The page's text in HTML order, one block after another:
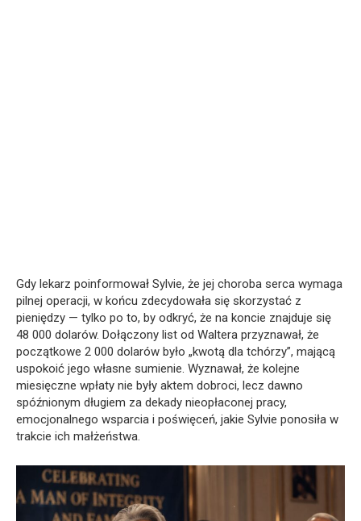
Gdy lekarz poinformował Sylvie, że jej choroba serca wymaga
pilnej operacji, w końcu zdecydowała się skorzystać z
pieniędzy — tylko po to, by odkryć, że na koncie znajduje się
48 000 dolarów. Dołączony list od Waltera przyznawał, że
początkowe 2 000 dolarów było „kwotą dla tchórzy”, mającą
uspokoić jego własne sumienie. Wyznawał, że kolejne
miesięczne wpłaty nie były aktem dobroci, lecz dawno
spóźnionym długiem za dekady nieopłaconej pracy,
emocjonalnego wsparcia i poświęceń, jakie Sylvie ponosiła w
trakcie ich małżeństwa.